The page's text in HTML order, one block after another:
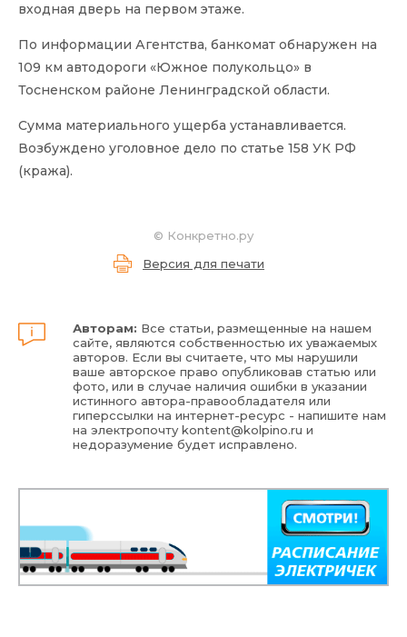
входная дверь на первом этаже.
По информации Агентства, банкомат обнаружен на
109 км автодороги «Южное полукольцо» в
Тосненском районе Ленинградской области.
Сумма материального ущерба устанавливается.
Возбуждено уголовное дело по статье 158 УК РФ
(кража).
© Конкретно.ру
Версия для печати
Авторам: Все статьи, размещенные на нашем
сайте, являются собственностью их уважаемых
авторов. Если вы считаете, что мы нарушили
ваше авторское право опубликовав статью или
фото, или в случае наличия ошибки в указании
истинного автора-правообладателя или
гиперссылки на интернет-ресурс - напишите нам
на электропочтуkontent@kolpino.ru и
недоразумение будет исправлено.